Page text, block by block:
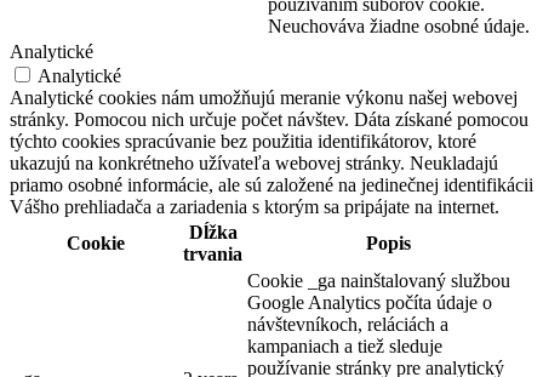
používaním súborov cookie.
Neuchováva žiadne osobné údaje.
Analytické
Analytické
Analytické cookies nám umožňujú meranie výkonu našej webovej
stránky. Pomocou nich určuje počet návštev. Dáta získané pomocou
týchto cookies spracúvanie bez použitia identifikátorov, ktoré
ukazujú na konkrétneho užívateľa webovej stránky. Neukladajú
priamo osobné informácie, ale sú založené na jedinečnej identifikácii
Vášho prehliadača a zariadenia s ktorým sa pripájate na internet.
Cookie
Dĺžka
trvania
Popis
Cookie _ga nainštalovaný službou
Google Analytics počíta údaje o
návštevníkoch, reláciách a
kampaniach a tiež sleduje
používanie stránky pre analytický